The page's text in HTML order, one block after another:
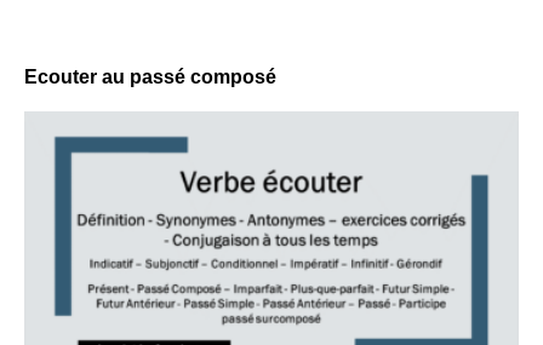
Ecouter au passé composé